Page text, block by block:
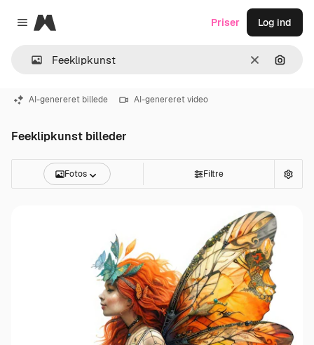
Close menu
Magnific
Klar Søg
Priser Log ind
AI-genereret billede AI-genereret video
Feeklipkunst billeder
Fotos Filtre